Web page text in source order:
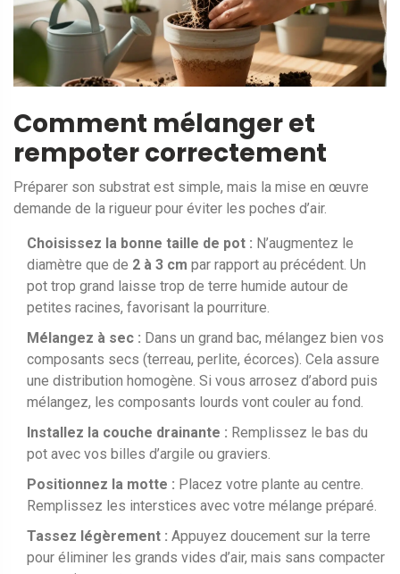
Comment mélanger et
rempoter correctement
Préparer son substrat est simple, mais la mise en œuvre
demande de la rigueur pour éviter les poches d’air.
Choisissez la bonne taille de pot : N’augmentez le
diamètre que de 2 à 3 cm par rapport au précédent. Un
pot trop grand laisse trop de terre humide autour de
petites racines, favorisant la pourriture.
Mélangez à sec : Dans un grand bac, mélangez bien vos
composants secs (terreau, perlite, écorces). Cela assure
une distribution homogène. Si vous arrosez d’abord puis
mélangez, les composants lourds vont couler au fond.
Installez la couche drainante : Remplissez le bas du
pot avec vos billes d’argile ou graviers.
Positionnez la motte : Placez votre plante au centre.
Remplissez les interstices avec votre mélange préparé.
Tassez légèrement : Appuyez doucement sur la terre
pour éliminer les grands vides d’air, mais sans compacter